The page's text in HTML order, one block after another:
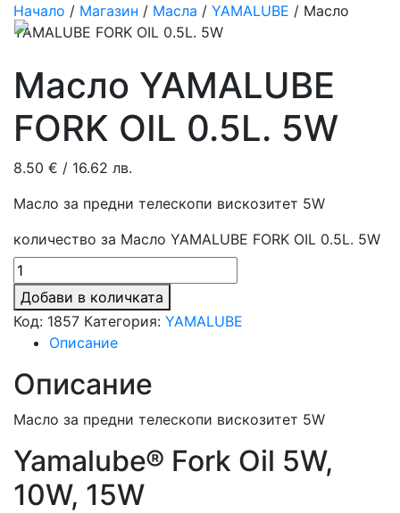
Начало / Магазин / Масла / YAMALUBE / Масло
YAMALUBE FORK OIL 0.5L. 5W
Масло YAMALUBE
FORK OIL 0.5L. 5W
8.50 € / 16.62 лв.
Масло за предни телескопи вискозитет 5W
количество за Масло YAMALUBE FORK OIL 0.5L. 5W
Добави в количката
Код: 1857 Категория: YAMALUBE
Описание
Описание
Масло за предни телескопи вискозитет 5W
Yamalube® Fork Oil 5W,
10W, 15W